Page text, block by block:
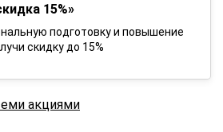
15%»
подготовку и повышение
скидку до 15%
акциями